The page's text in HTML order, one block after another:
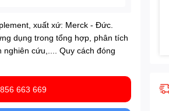
xuất xứ: Merck - Đức.
dụng trong tổng hợp, phân tích
cứu,.... Quy cách đóng
663 669